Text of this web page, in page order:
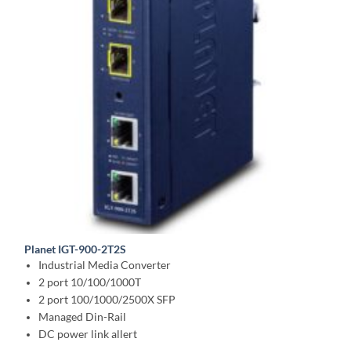
Planet IGT-900-2T2S
Industrial Media Converter
2 port 10/100/1000T
2 port 100/1000/2500X SFP
Managed Din-Rail
DC power link allert